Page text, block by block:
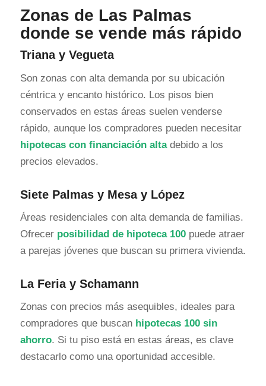
Zonas de Las Palmas
donde se vende más rápido
Triana y Vegueta
Son zonas con alta demanda por su ubicación
céntrica y encanto histórico. Los pisos bien
conservados en estas áreas suelen venderse
rápido, aunque los compradores pueden necesitar
hipotecas con financiación altadebido a los
precios elevados.
Siete Palmas y Mesa y López
Áreas residenciales con alta demanda de familias.
Ofrecer posibilidad de hipoteca 100puede atraer
a parejas jóvenes que buscan su primera vivienda.
La Feria y Schamann
Zonas con precios más asequibles, ideales para
compradores que buscan hipotecas 100 sin
ahorro. Si tu piso está en estas áreas, es clave
destacarlo como una oportunidad accesible.